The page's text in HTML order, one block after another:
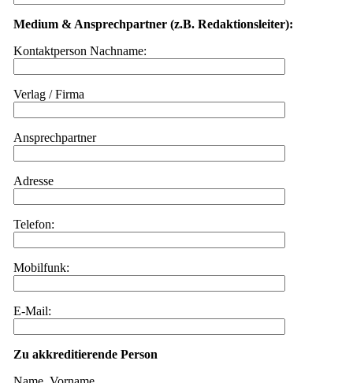
Medium & Ansprechpartner (z.B. Redaktionsleiter):
Kontaktperson Nachname:
Verlag / Firma
Ansprechpartner
Adresse
Telefon:
Mobilfunk:
E-Mail:
Zu akkreditierende Person